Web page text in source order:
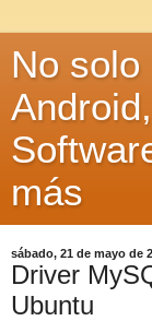
No
más
sábado, 21 de mayo de
Driver
Ubuntu